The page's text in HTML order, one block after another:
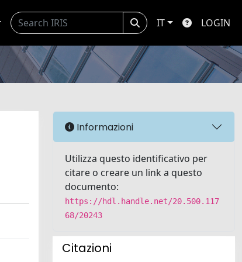
IT LOGIN
Informazioni
Utilizza questo identificativo per
citare o creare un link a questo
documento:
https://hdl.handle.net/20.500.117
68/20243
Citazioni